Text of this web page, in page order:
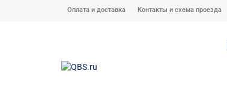
Оплата и доставка Контакты и схема проезда